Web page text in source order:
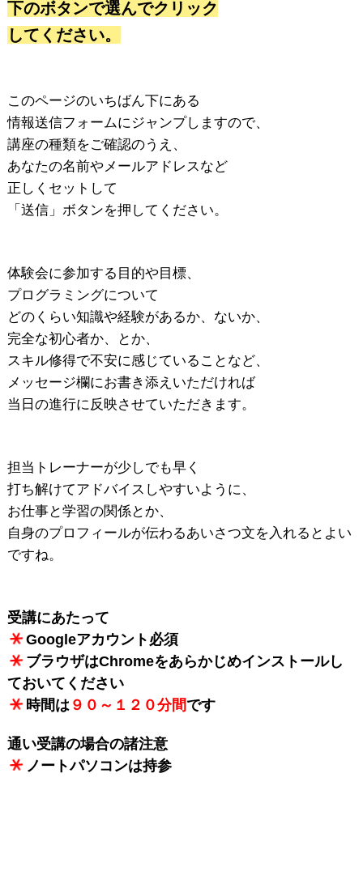
下のボタンで選んでクリック
してください。
このページのいちばん下にある
情報送信フォームにジャンプしますので、
講座の種類をご確認のうえ、
あなたの名前やメールアドレスなど
正しくセットして
「送信」ボタンを押してください。
体験会に参加する目的や目標、
プログラミングについて
どのくらい知識や経験があるか、ないか、
完全な初心者か、とか、
スキル修得で不安に感じていることなど、
メッセージ欄にお書き添えいただければ
当日の進行に反映させていただきます。
担当トレーナーが少しでも早く
打ち解けてアドバイスしやすいように、
お仕事と学習の関係とか、
自身のプロフィールが伝わるあいさつ文を入れるとよい
ですね。
受講にあたって
Googleアカウント必須
ブラウザはChromeをあらかじめインストールし
ておいてください
時間は ９０～１２０分間です
通い受講の場合の諸注意
ノートパソコンは持参